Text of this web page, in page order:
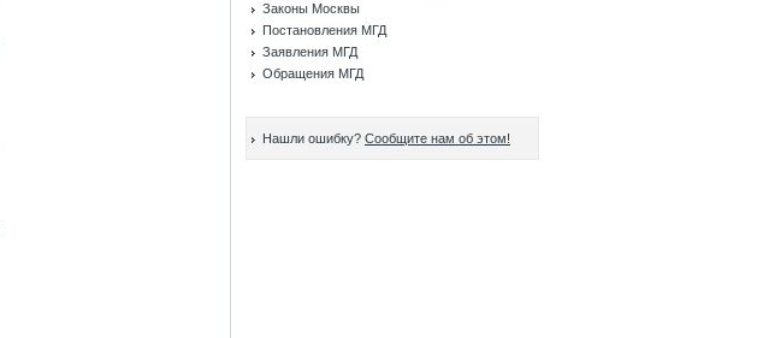
Законы Москвы
Постановления МГД
Заявления МГД
Обращения МГД
Нашли ошибку? Сообщите нам об этом!